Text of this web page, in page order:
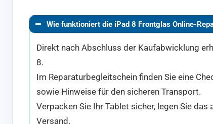
Wie funktioniert die iPad 8 Frontglas Online-
Direkt nach Abschluss der Kaufabwicklung
8.
Im Reparaturbegleitschein finden Sie eine
sowie Hinweise für den sicheren Transport.
Verpacken Sie Ihr Tablet sicher, legen Sie
Versand.